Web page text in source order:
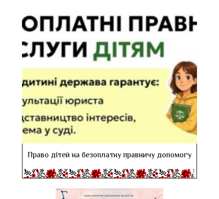
Право дітей на безоплатну правничу допомогу